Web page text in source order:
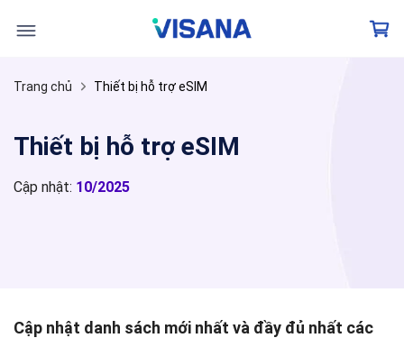
Trang chủ Thiết bị hỗ trợ eSIM
Thiết bị hỗ trợ eSIM
Cập nhật: 10/2025
Cập nhật danh sách mới nhất và đầy đủ nhất các